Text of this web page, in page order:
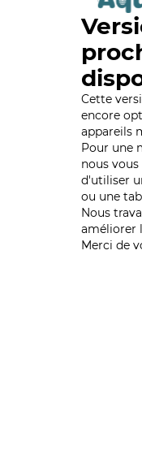
Cette
encore
appareils
Pour une
nous
d'utiliser
ou une
Nous
améliorer
Merci de